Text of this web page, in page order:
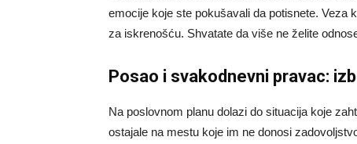
emocije koje ste pokušavali da potisnete. Veza
za iskrenošću. Shvatate da više ne želite
Posao i svakodnevni pravac:
Na poslovnom planu dolazi do situacija koje
ostajale na mestu koje im ne donosi